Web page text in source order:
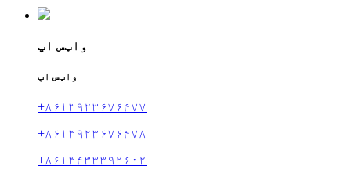
واټس اپ
واټس اپ
+۸۶۱۳۹۲۳۶۷۶۴۷۷
+۸۶۱۳۹۲۳۶۷۶۴۷۸
+۸۶۱۳۴۳۳۳۹۲۶۰۲